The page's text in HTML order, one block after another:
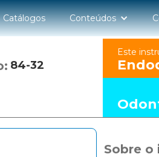
Catálogos Conteúdos
84-32
Este
Sobre o